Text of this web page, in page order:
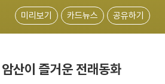
미리보기 카드뉴스 공유하기
산이 즐거운 전래동화